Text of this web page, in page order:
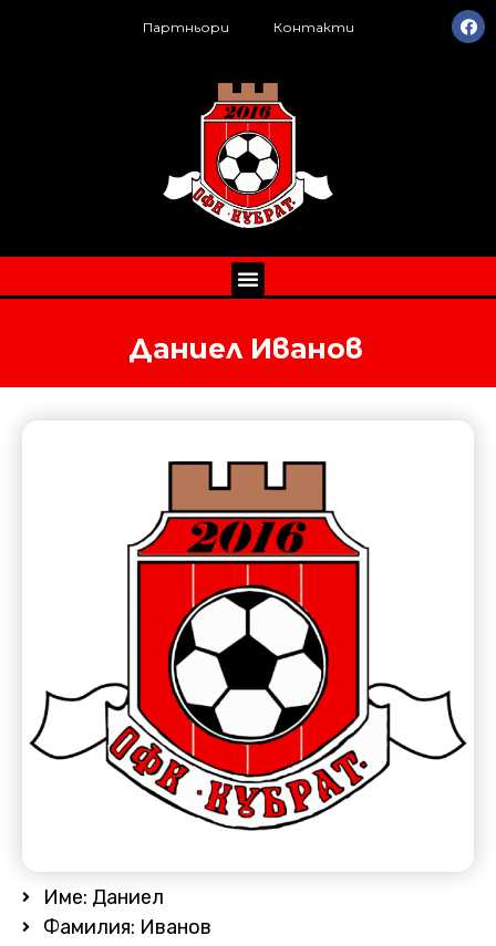
Партньори Контакти
Даниел Иванов
Име: Даниел
Фамилия: Иванов